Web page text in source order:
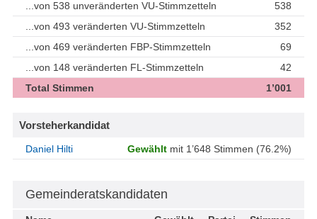
...von 538 unveränderten VU-Stimmzetteln
538
...von 493 veränderten VU-Stimmzetteln
352
...von 469 veränderten FBP-Stimmzetteln
69
...von 148 veränderten FL-Stimmzetteln
42
Total Stimmen
1’001
Vorsteherkandidat
Daniel Hilti Gewählt mit 1’648 Stimmen (76.2%)
Gemeinderatskandidaten